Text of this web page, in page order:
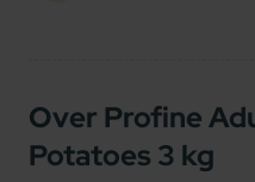
Over Profine
Potatoes 3 kg